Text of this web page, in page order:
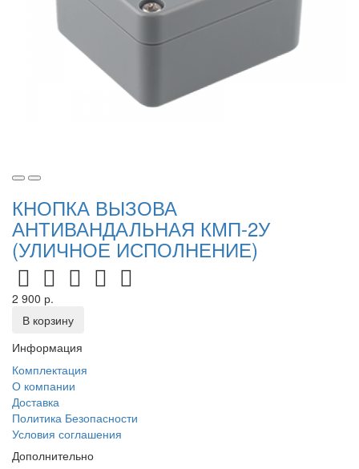
КНОПКА ВЫЗОВА
АНТИВАНДАЛЬНАЯ КМП-2У
(УЛИЧНОЕ ИСПОЛНЕНИЕ)
2 900 р.
В корзину
Информация
Комплектация
О компании
Доставка
Политика Безопасности
Условия соглашения
Дополнительно